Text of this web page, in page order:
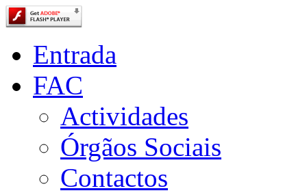
Entrada
FAC
Actividades
Órgãos Sociais
Contactos